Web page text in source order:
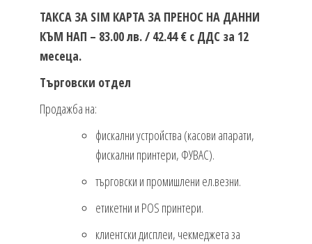
ТАКСА ЗА SIM КАРТА ЗА ПРЕНОС НА ДАННИ
КЪМ НАП – 83.00 лв. / 42.44 € с ДДС за 12
месеца.
Търговски отдел
Продажба на:
фискални устройства (касови апарати,
фискални принтери, ФУВАС).
търговски и промишлени ел.везни.
етикетни и POS принтери.
клиентски дисплеи, чекмеджета за